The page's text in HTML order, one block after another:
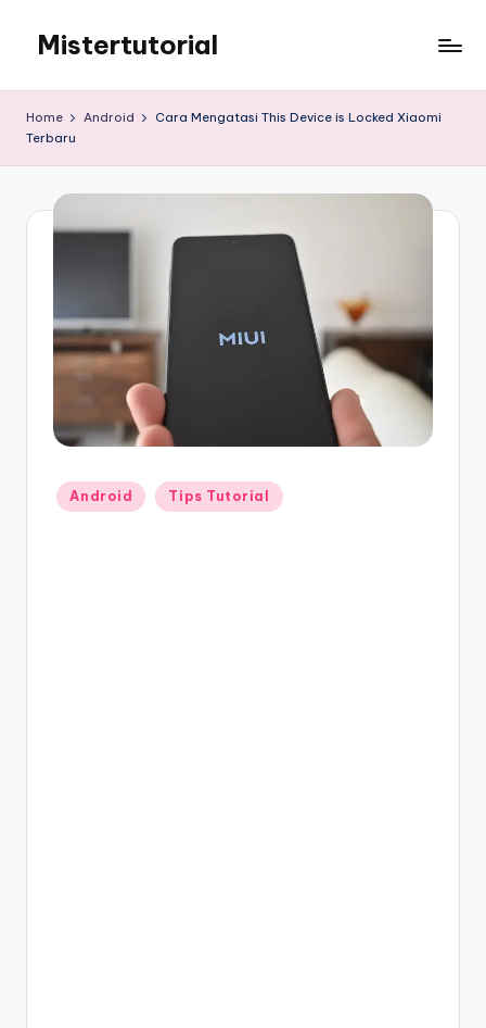
content
Mistertutorial
Android
Home Android
Cara Mengatasi This Device is Locked Xiaomi
Terbaru
Posted
in
Android Tips Tutorial